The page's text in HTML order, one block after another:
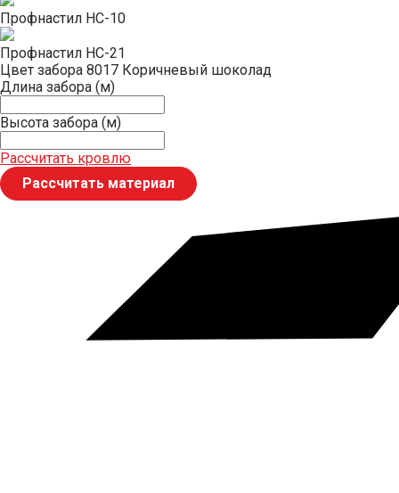
Профнастил НС-10
Профнастил НС-21
Цвет забора 8017 Коричневый шоколад
Длина забора (м)
Высота забора (м)
Рассчитать кровлю
Рассчитать материал